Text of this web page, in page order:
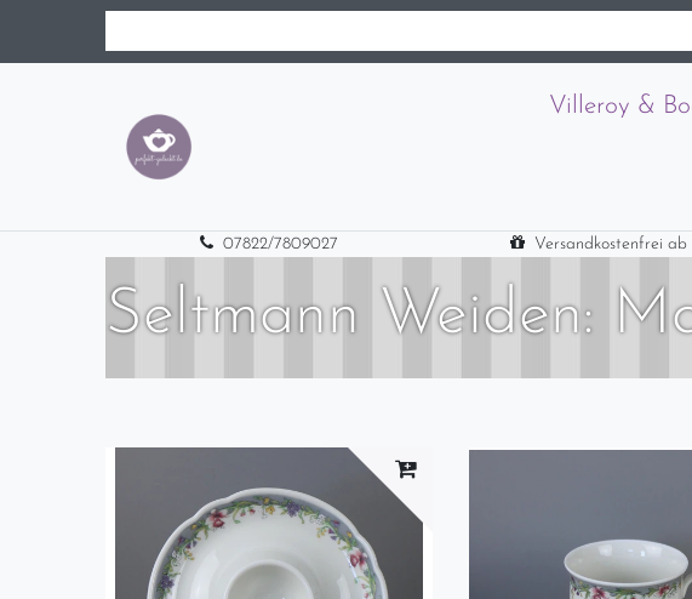
Villeroy &
07822/7809027 Versandkostenfrei ab
Seltmann Weiden: